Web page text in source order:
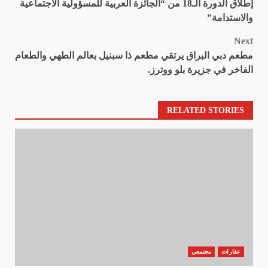
navigation
إطلاق الدورة الـ18 من “الجائزة العربية للمسؤولية الاجتماعية
والاستدامة”
Next
مطعم دبي البراق يرتقي مطعم ذا سبنيل بعالم الطهي والطعام
الفاخر في جزيرة بلو ووترز.
RELATED STORIES
عقارات مجتمعي